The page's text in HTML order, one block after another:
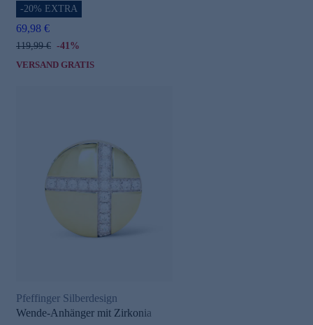
-20% EXTRA
69,98 €
119,99 € -41%
VERSAND GRATIS
Pfeffinger Silberdesign
Wende-Anhänger mit Zirkonia